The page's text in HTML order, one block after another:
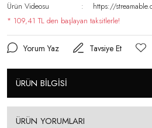
Ürün Videosu
https://
* 109,41 TL den başlayan taksitlerle!
Yorum Yaz Tavsiye Et
ÜRÜN BİLGİSİ
ÜRÜN YORUMLARI